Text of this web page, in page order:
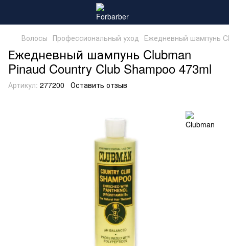
Волосы Профессиональный уход Ежедневный шампунь
Ежедневный шампунь Clubman
Pinaud Country Club Shampoo 473ml
Артикул: 277200 Оставить отзыв